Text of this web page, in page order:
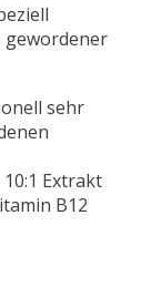
gewordener
sehr
Extrakt
B12